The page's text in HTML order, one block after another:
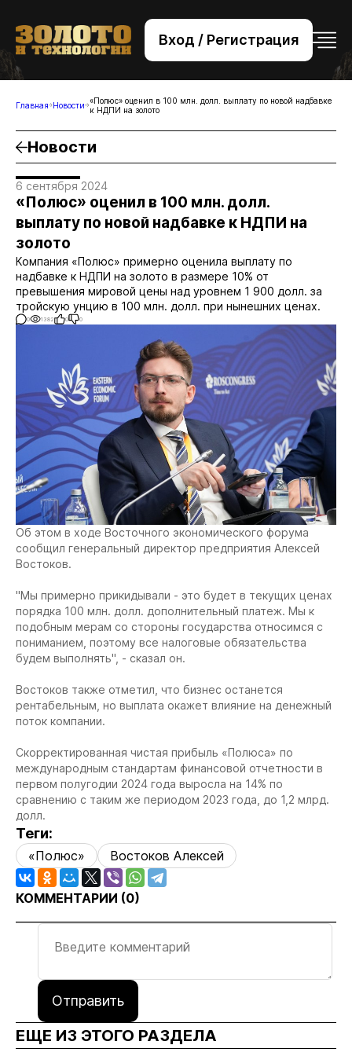
Вход / Регистрация
+7 (495) 221-76-32
bsv@zolteh.ru
Главная Новости «Полюс» оценил в 100 млн. долл. выплату по новой надбавке
к НДПИ на золото
Новости
6 сентября 2024
«Полюс» оценил в 100 млн. долл.
выплату по новой надбавке к НДПИ на
золото
Компания «Полюс» примерно оценила выплату по
надбавке к НДПИ на золото в размере 10% от
превышения мировой цены над уровнем 1 900 долл. за
тройскую унцию в 100 млн. долл. при нынешних ценах.
0 1382 0 0
Об этом в ходе Восточного экономического форума
сообщил генеральный директор предприятия Алексей
Востоков.
"Мы примерно прикидывали - это будет в текущих ценах
порядка 100 млн. долл. дополнительный платеж. Мы к
подобным мерам со стороны государства относимся с
пониманием, поэтому все налоговые обязательства
будем выполнять", - сказал он.
Востоков также отметил, что бизнес останется
рентабельным, но выплата окажет влияние на денежный
поток компании.
Скорректированная чистая прибыль «Полюса» по
международным стандартам финансовой отчетности в
первом полугодии 2024 года выросла на 14% по
сравнению с таким же периодом 2023 года, до 1,2 млрд.
долл.
Теги:
«Полюс» Востоков Алексей
КОММЕНТАРИИ (0)
Отправить
ЕЩЕ ИЗ ЭТОГО РАЗДЕЛА